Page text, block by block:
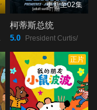
更新至02集
柯蒂斯总统
5.0 President Curtis/
正片